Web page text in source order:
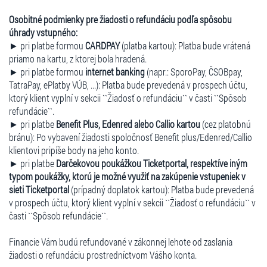
Osobitné podmienky pre žiadosti o refundáciu podľa spôsobu
úhrady vstupného:
► pri platbe formouCARDPAY(platba kartou): Platba bude vrátená
priamo na kartu, z ktorej bola hradená.
► pri platbe formou internet banking(napr.: SporoPay, ČSOBpay,
TatraPay, ePlatby VÚB, ...): Platba bude prevedená v prospech účtu,
ktorý klient vyplní v sekcii ``Žiadosť o refundáciu`` v časti ``Spôsob
refundácie``.
► pri platbeBenefit Plus, Edenred alebo Callio kartou(cez platobnú
bránu): Po vybavení žiadosti spoločnosť Benefit plus/Edenred/Callio
klientovi pripíše body na jeho konto.
► pri platbeDarčekovou poukážkou Ticketportal, respektíve iným
typom poukážky, ktorú je možné využiť na zakúpenie vstupeniek v
sieti Ticketportal(prípadný doplatok kartou): Platba bude prevedená
v prospech účtu, ktorý klient vyplní v sekcii ``Žiadosť o refundáciu`` v
časti ``Spôsob refundácie``.
Financie Vám budú refundované v zákonnej lehote od zaslania
žiadosti o refundáciu prostredníctvom Vášho konta.